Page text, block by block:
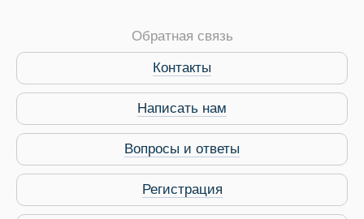
Виза в Индию
Обратная связь
Контакты
Написать нам
Вопросы и ответы
Регистрация